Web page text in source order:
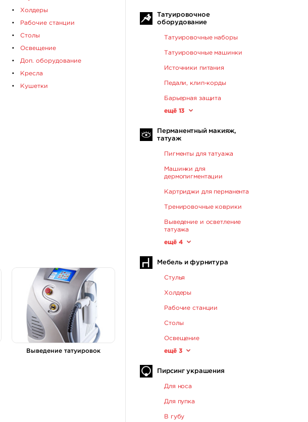
Холдеры
Рабочие станции
Столы
Освещение
Доп. оборудование
Кресла
Кушетки
Выведение татуировок
Татуировочные наборы
Татуировочные машинки
Источники питания
Педали, клип-корды
Барьерная защита
ещё 13
Татуировочное
оборудование
Пигменты для татуажа
Машинки для
дермопигментации
Картриджи для перманента
Тренировочные коврики
Выведение и осветление
татуажа
ещё 4
Перманентный макияж,
татуаж
Стулья
Холдеры
Рабочие станции
Столы
Освещение
ещё 3
Мебель и фурнитура
Для носа
Для пупка
В губу
Пирсинг украшения